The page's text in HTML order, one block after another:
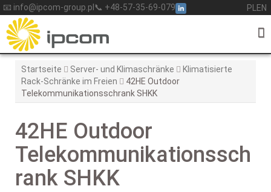
Skip
to
content
📧 info@ipcom-group.pl 📞 +48-57-35-69-079 PL EN
Startseite Server- und Klimaschränke
Klimatisierte
Rack-Schränke im Freien
42HE Outdoor
Telekommunikationsschrank SHKK
42HE Outdoor
Telekommunikationssch
rank SHKK